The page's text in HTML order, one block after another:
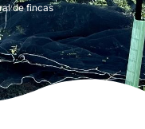
de fincas